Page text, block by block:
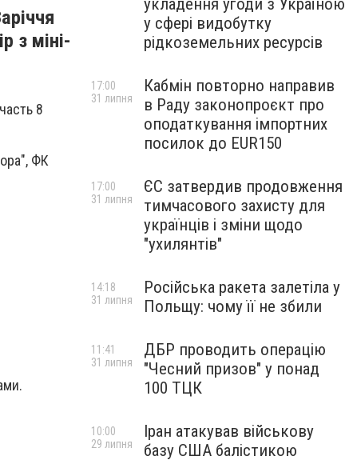
з міні-
8
ФК
укладення угоди з Україною
у сфері видобутку
рідкоземельних ресурсів
Кабмін повторно направив
в Раду законопроєкт про
оподаткування імпортних
посилок до EUR150
17:00
31 липня
ЄС затвердив продовження
тимчасового захисту для
українців і зміни щодо
"ухилянтів"
17:00
31 липня
Російська ракета залетіла у
Польщу: чому її не збили
14:18
31 липня
ДБР проводить операцію
"Чесний призов" у понад
100 ТЦК
11:41
31 липня
Іран атакував військову
базу США балістикою
10:00
29 липня